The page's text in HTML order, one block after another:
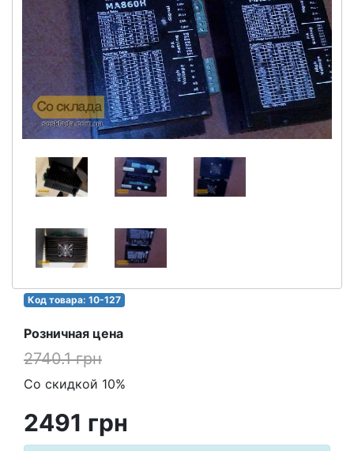
Код товара: 10-127
Розничная цена
2740.1 грн
Со скидкой 10%
2491 грн